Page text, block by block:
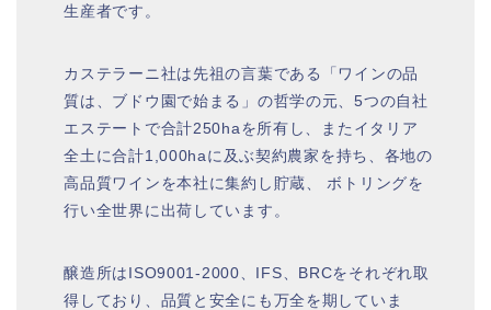
生産者です。
カステラーニ社は先祖の言葉である「ワインの品
質は、ブドウ園で始まる」の哲学の元、5つの自社
エステートで合計250haを所有し、またイタリア
全土に合計1,000haに及ぶ契約農家を持ち、各地の
高品質ワインを本社に集約し貯蔵、 ボトリングを
行い全世界に出荷しています。
醸造所はISO9001-2000、IFS、BRCをそれぞれ取
得しており、品質と安全にも万全を期していま